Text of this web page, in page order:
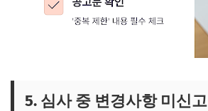
5. 심사 중 변경사항 미신고